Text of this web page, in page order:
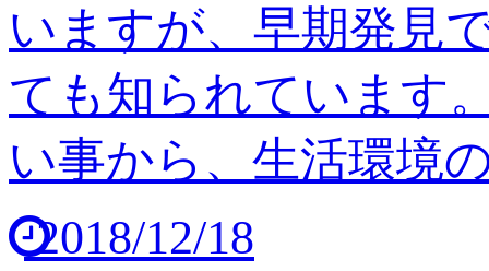
いますが、早期発見
ても知られています
い事から、生活環境
2018/12/18